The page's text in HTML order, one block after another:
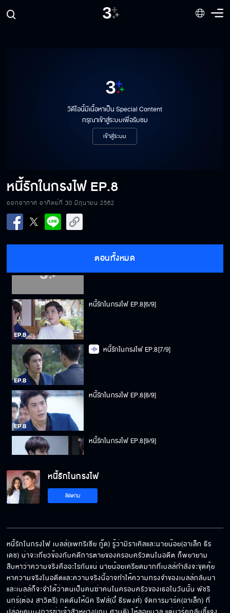
วิดีโอนี้มีเนื้อหาเป็น Special Content
กรุณาเข้าสู่ระบบเพื่อรับชม
เข้าสู่ระบบ
หนี้รักในกรงไฟEP.8
ออกอากาศ อาทิตย์ที่ 30 มิถุนายน 2562
ตอนทั้งหมด
หนี้รักในกรงไฟ EP.8[2/9]
หนี้รักในกรงไฟ EP.8[3/9]
หนี้รักในกรงไฟ EP.8[5/9]
หนี้รักในกรงไฟ EP.8[6/9]
หนี้รักในกรงไฟ EP.8[7/9]
หนี้รักในกรงไฟ EP.8[8/9]
หนี้รักในกรงไฟ EP.8[9/9]
หนี้รักในกรงไฟ
ติดตาม
หนี้รักในกรงไฟ เบลล์(แพทริเซีย กู๊ด) รู้ว่ามิราเคิลและนายน้อย(อาเล็ก ธีร
เดช) น่าจะเกี่ยวข้องกับคดีการตายของครอบครัวตนในอดีต ก็พยายาม
สืบหาว่าความจริงคืออะไรกันแน่ นายน้อยเครียดมากที่เบลล์กำลังจะขุดคุ้ย
หาความจริงในอดีตและความจริงนี้อาจทำให้ความทรงจำของเบลล์กลับมา
และเบลล์ก็จะจำได้ว่าตนเป็นคนฆ่าคนในครอบครัวของเธอในวันนั้น พัชริ
นทร์(ต่อง สาวิตรี) กดดันให้นิค รีฟส์(บี๋ ธีรพงศ์) จัดการมาร์ค(อาเล็ก) ที่